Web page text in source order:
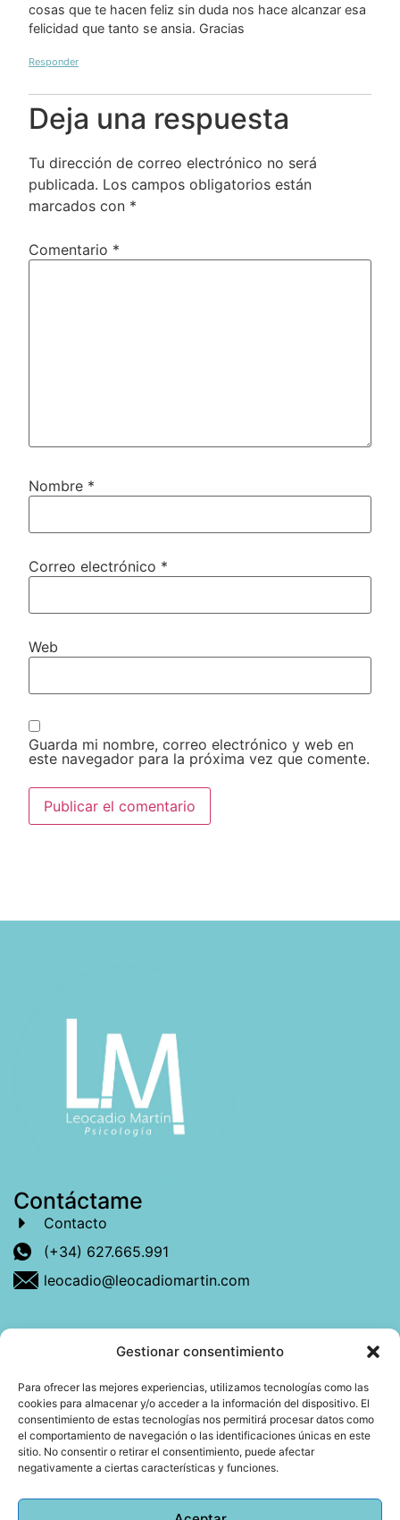
Gestionar consentimiento
Para ofrecer las mejores experiencias, utilizamos tecnologías como las
cookies para almacenar y/o acceder a la información del dispositivo. El
consentimiento de estas tecnologías nos permitirá procesar datos como
el comportamiento de navegación o las identificaciones únicas en este
sitio. No consentir o retirar el consentimiento, puede afectar
negativamente a ciertas características y funciones.
cosas que te hacen feliz sin duda nos hace alcanzar esa
felicidad que tanto se ansia. Gracias
Responder
Deja una respuesta
Tu dirección de correo electrónico no será
publicada. Los campos obligatorios están
marcados con *
Comentario *
Nombre *
Correo electrónico *
Web
Guarda mi nombre, correo electrónico y web en
este navegador para la próxima vez que comente.
Contáctame
Contacto
(+34) 627.665.991
leocadio@leocadiomartin.com
Descubre más sobre mí
Mi libro: La felicidad: qué ayuda y qué no.
Blog: Reflexiones que conectan
Agendar cita